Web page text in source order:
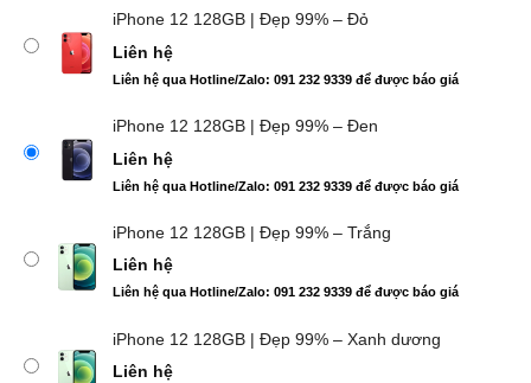
iPhone 12 128GB | Đẹp 99% – Đỏ
Liên hệ
Liên hệ qua Hotline/Zalo: 091 232 9339 để được báo giá
iPhone 12 128GB | Đẹp 99% – Đen
Liên hệ
Liên hệ qua Hotline/Zalo: 091 232 9339 để được báo giá
iPhone 12 128GB | Đẹp 99% – Trắng
Liên hệ
Liên hệ qua Hotline/Zalo: 091 232 9339 để được báo giá
iPhone 12 128GB | Đẹp 99% – Xanh dương
Liên hệ